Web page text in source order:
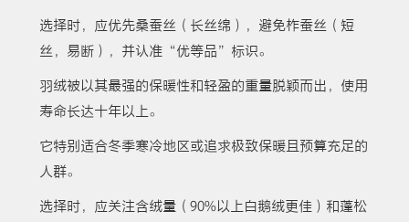
选择时，应优先桑蚕丝（长丝绵），避免柞蚕丝（短
丝，易断），并认准“优等品”标识。
羽绒被以其最强的保暖性和轻盈的重量脱颖而出，使用
寿命长达十年以上。
它特别适合冬季寒冷地区或追求极致保暖且预算充足的
人群。
选择时，应关注含绒量（90%以上白鹅绒更佳）和蓬松